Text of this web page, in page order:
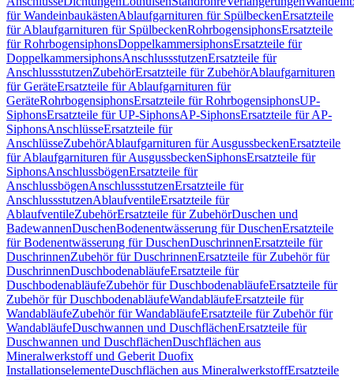
für WandeinbaukästenAblaufgarnituren für SpülbeckenErsatzteile
für Ablaufgarnituren für SpülbeckenRohrbogensiphonsErsatzteile
für RohrbogensiphonsDoppelkammersiphonsErsatzteile für
DoppelkammersiphonsAnschlussstutzenErsatzteile für
AnschlussstutzenZubehörErsatzteile für ZubehörAblaufgarnituren
für GeräteErsatzteile für Ablaufgarnituren für
GeräteRohrbogensiphonsErsatzteile für RohrbogensiphonsUP-
SiphonsErsatzteile für UP-SiphonsAP-SiphonsErsatzteile für AP-
SiphonsAnschlüsseErsatzteile für
AnschlüsseZubehörAblaufgarnituren für AusgussbeckenErsatzteile
für Ablaufgarnituren für AusgussbeckenSiphonsErsatzteile für
SiphonsAnschlussbögenErsatzteile für
AnschlussbögenAnschlussstutzenErsatzteile für
AnschlussstutzenAblaufventileErsatzteile für
AblaufventileZubehörErsatzteile für ZubehörDuschen und
BadewannenDuschenBodenentwässerung für DuschenErsatzteile
für Bodenentwässerung für DuschenDuschrinnenErsatzteile für
DuschrinnenZubehör für DuschrinnenErsatzteile für Zubehör für
DuschrinnenDuschbodenabläufeErsatzteile für
DuschbodenabläufeZubehör für DuschbodenabläufeErsatzteile für
Zubehör für DuschbodenabläufeWandabläufeErsatzteile für
WandabläufeZubehör für WandabläufeErsatzteile für Zubehör für
WandabläufeDuschwannen und DuschflächenErsatzteile für
Duschwannen und DuschflächenDuschflächen aus
Mineralwerkstoff und Geberit Duofix
InstallationselementeDuschflächen aus MineralwerkstoffErsatzteile